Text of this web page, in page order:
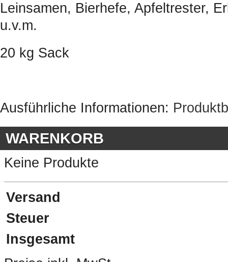
Leinsamen, Bierhefe, Apfeltrester,
u.v.m.
20 kg Sack
Ausführliche Informationen:
WARENKORB
Keine Produkte
Versand
Steuer
Insgesamt